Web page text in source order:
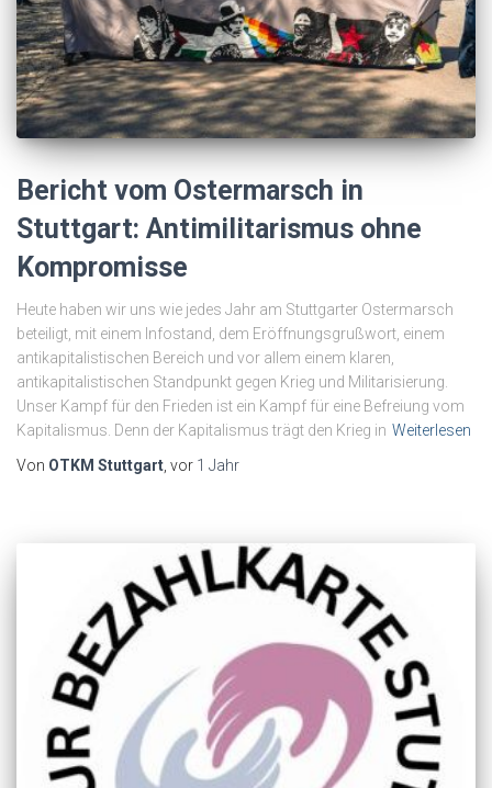
Bericht vom Ostermarsch in
Stuttgart: Antimilitarismus ohne
Kompromisse
Heute haben wir uns wie jedes Jahr am Stuttgarter Ostermarsch
beteiligt, mit einem Infostand, dem Eröffnungsgrußwort, einem
antikapitalistischen Bereich und vor allem einem klaren,
antikapitalistischen Standpunkt gegen Krieg und Militarisierung.
Unser Kampf für den Frieden ist ein Kampf für eine Befreiung vom
Kapitalismus. Denn der Kapitalismus trägt den Krieg in Weiterlesen
Von OTKM Stuttgart , vor 1 Jahr